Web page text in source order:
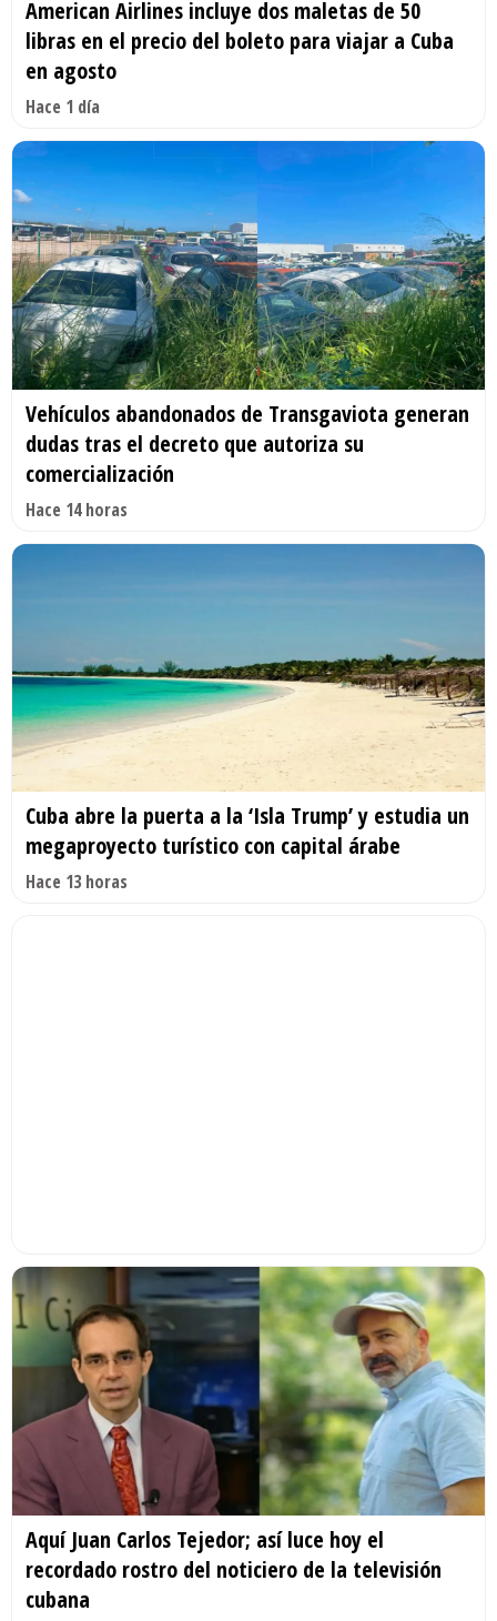
American Airlines incluye dos maletas de 50
libras en el precio del boleto para viajar a Cuba
en agosto
Hace 1 día
Vehículos abandonados de Transgaviota generan
dudas tras el decreto que autoriza su
comercialización
Hace 14 horas
Cuba abre la puerta a la ‘Isla Trump’ y estudia un
megaproyecto turístico con capital árabe
Hace 13 horas
Aquí Juan Carlos Tejedor; así luce hoy el
recordado rostro del noticiero de la televisión
cubana